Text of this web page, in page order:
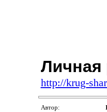
Личная
http://krug-
Автор: